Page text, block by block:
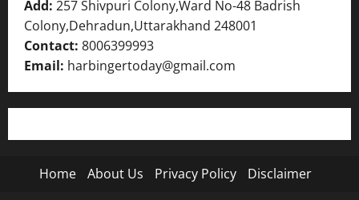
Add: 257 Shivpuri Colony,Ward No-48 Badrish
Colony,Dehradun,Uttarakhand 248001
Contact: 8006399993
Email: harbingertoday@gmail.com
Home About Us Privacy Policy Disclaimer